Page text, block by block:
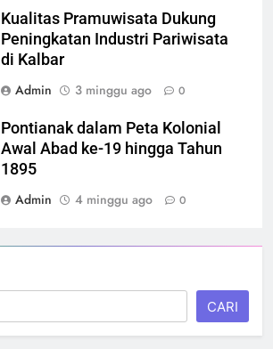
Kualitas Pramuwisata Dukung
Peningkatan Industri Pariwisata
di Kalbar
Admin
3 minggu ago 0
Pontianak dalam Peta Kolonial
Awal Abad ke-19 hingga Tahun
1895
Admin
4 minggu ago 0
CARI